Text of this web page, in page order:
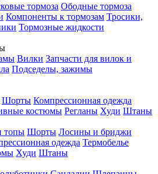
тормоза Ободные тормоза
Компоненты к тормозам Тросики,
Тормозные жидкости
Вилки Запчасти для вилок и
Подседелы, зажимы
Шорты Компрессионная одежда
костюмы Регланы Худи Штаны
топы Шорты Лосины и бриджи
одежда Термобелье
Худи Штаны